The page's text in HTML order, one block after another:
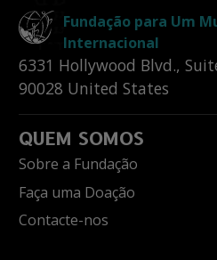
Fundação para Um
Internacional
6331 Hollywood Blvd.,
90028 United States
QUEM SOMOS
Sobre a Fundação
Faça uma Doação
Contacte-nos